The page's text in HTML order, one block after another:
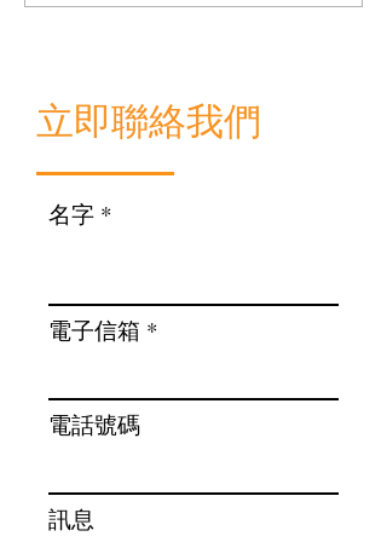
​立即聯絡我們
名字
電子信箱
電話號碼
訊息